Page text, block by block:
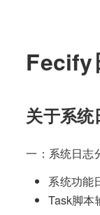
Fecify
关于系统
一：系统日志
系统功能
Task脚本